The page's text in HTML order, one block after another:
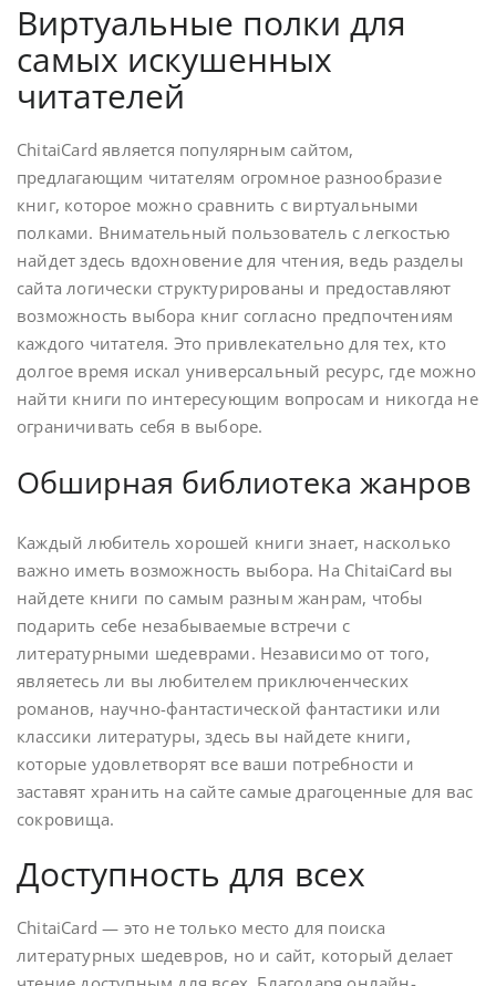
Виртуальные полки для
самых искушенных
читателей
ChitaiCard является популярным сайтом,
предлагающим читателям огромное разнообразие
книг, которое можно сравнить с виртуальными
полками. Внимательный пользователь с легкостью
найдет здесь вдохновение для чтения, ведь разделы
сайта логически структурированы и предоставляют
возможность выбора книг согласно предпочтениям
каждого читателя. Это привлекательно для тех, кто
долгое время искал универсальный ресурс, где можно
найти книги по интересующим вопросам и никогда не
ограничивать себя в выборе.
Обширная библиотека жанров
Каждый любитель хорошей книги знает, насколько
важно иметь возможность выбора. На ChitaiCard вы
найдете книги по самым разным жанрам, чтобы
подарить себе незабываемые встречи с
литературными шедеврами. Независимо от того,
являетесь ли вы любителем приключенческих
романов, научно-фантастической фантастики или
классики литературы, здесь вы найдете книги,
которые удовлетворят все ваши потребности и
заставят хранить на сайте самые драгоценные для вас
сокровища.
Доступность для всех
ChitaiCard — это не только место для поиска
литературных шедевров, но и сайт, который делает